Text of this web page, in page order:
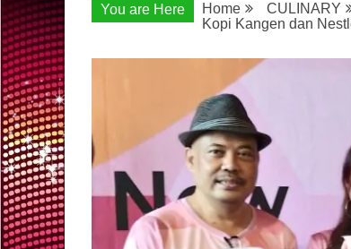
You are Here Home
CULINARY
Kopi Kangen dan